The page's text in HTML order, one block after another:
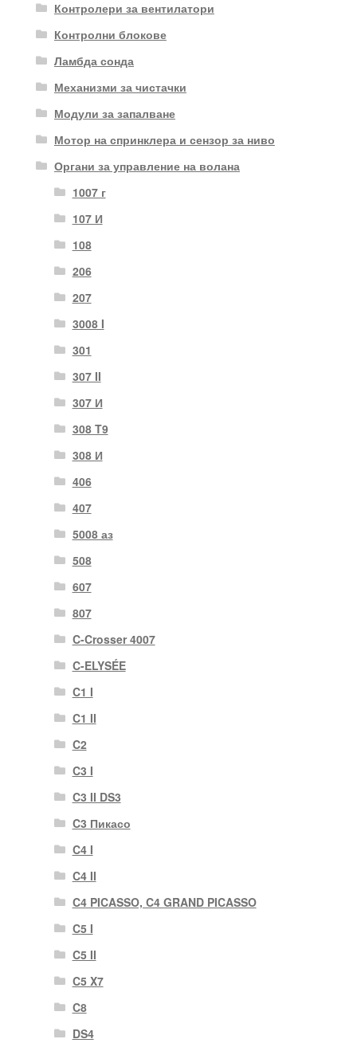
Контролери за вентилатори
Контролни блокове
Ламбда сонда
Механизми за чистачки
Модули за запалване
Мотор на спринклера и сензор за ниво
Органи за управление на волана
1007 г
107 И
108
206
207
3008 I
301
307 II
307 И
308 T9
308 И
406
407
5008 аз
508
607
807
C-Crosser 4007
C-ELYSÉE
C1 I
C1 II
C2
C3 I
C3 II DS3
C3 Пикасо
C4 I
C4 II
C4 PICASSO, C4 GRAND PICASSO
C5 I
C5 II
C5 X7
C8
DS4